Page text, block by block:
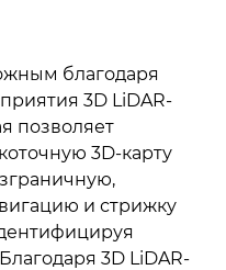
благодаря
3D LiDAR-
позволяет
3D-карту
и стрижку
3D LiDAR-